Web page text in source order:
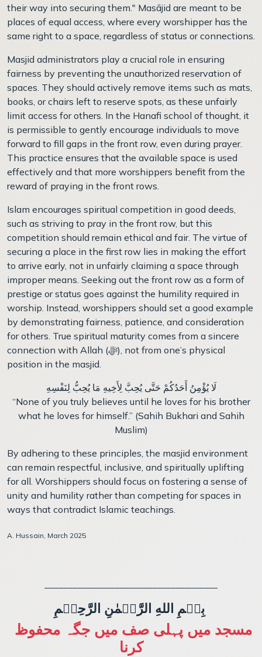
their way into securing them." Masājid are meant to be
places of equal access, where every worshipper has the
same right to a space, regardless of status or connections.
Masjid administrators play a crucial role in ensuring
fairness by preventing the unauthorized reservation of
spaces. They should actively remove items such as mats,
books, or chairs left to reserve spots, as these unfairly
limit access for others. In the Hanafi school of thought, it
is permissible to gently encourage individuals to move
forward to fill gaps in the front row, even during prayer.
This practice ensures that the available space is used
effectively and that more worshippers benefit from the
reward of praying in the front rows.
Islam encourages spiritual competition in good deeds,
such as striving to pray in the front row, but this
competition should remain ethical and fair. The virtue of
securing a place in the first row lies in making the effort
to arrive early, not in unfairly claiming a space through
improper means. Seeking out the front row as a form of
prestige or status goes against the humility required in
worship. Instead, worshippers should set a good example
by demonstrating fairness, patience, and consideration
for others. True spiritual maturity comes from a sincere
connection with Allah (ﷻ), not from one’s physical
position in the masjid.
لَا يُؤْمِنُ أَحَدُكُمْ حَتَّى يُحِبَّ لِأَخِيهِ مَا يُحِبُّ لِنَفْسِهِ
“None of you truly believes until he loves for his brother
what he loves for himself.” (Sahih Bukhari and Sahih
Muslim)
By adhering to these principles, the masjid environment
can remain respectful, inclusive, and spiritually uplifting
for all. Worshippers should focus on fostering a sense of
unity and humility rather than competing for spaces in
ways that contradict Islamic teachings.
A. Hussain, March 2025
کرنا